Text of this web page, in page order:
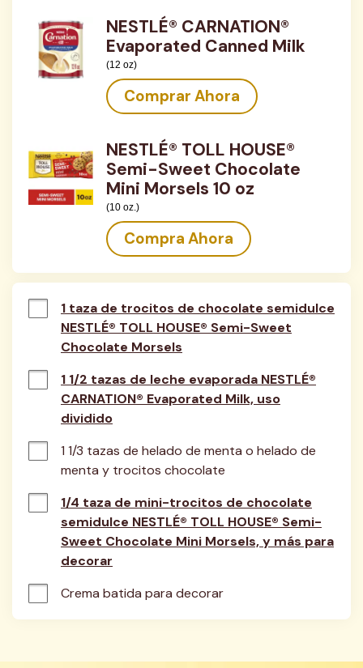
NESTLÉ® CARNATION®
Evaporated Canned Milk
(12 oz)
Comprar Ahora
NESTLÉ® TOLL HOUSE®
Semi-Sweet Chocolate
Mini Morsels 10 oz
(10 oz.)
Compra Ahora
1 taza de trocitos de chocolate semidulce
NESTLÉ® TOLL HOUSE® Semi-Sweet
Chocolate Morsels
1 1/2 tazas de leche evaporada NESTLÉ®
CARNATION® Evaporated Milk, uso
dividido
1 1/3 tazas de helado de menta o helado de
menta y trocitos chocolate
1/4 taza de mini-trocitos de chocolate
semidulce NESTLÉ® TOLL HOUSE® Semi-
Sweet Chocolate Mini Morsels, y más para
decorar
Crema batida para decorar